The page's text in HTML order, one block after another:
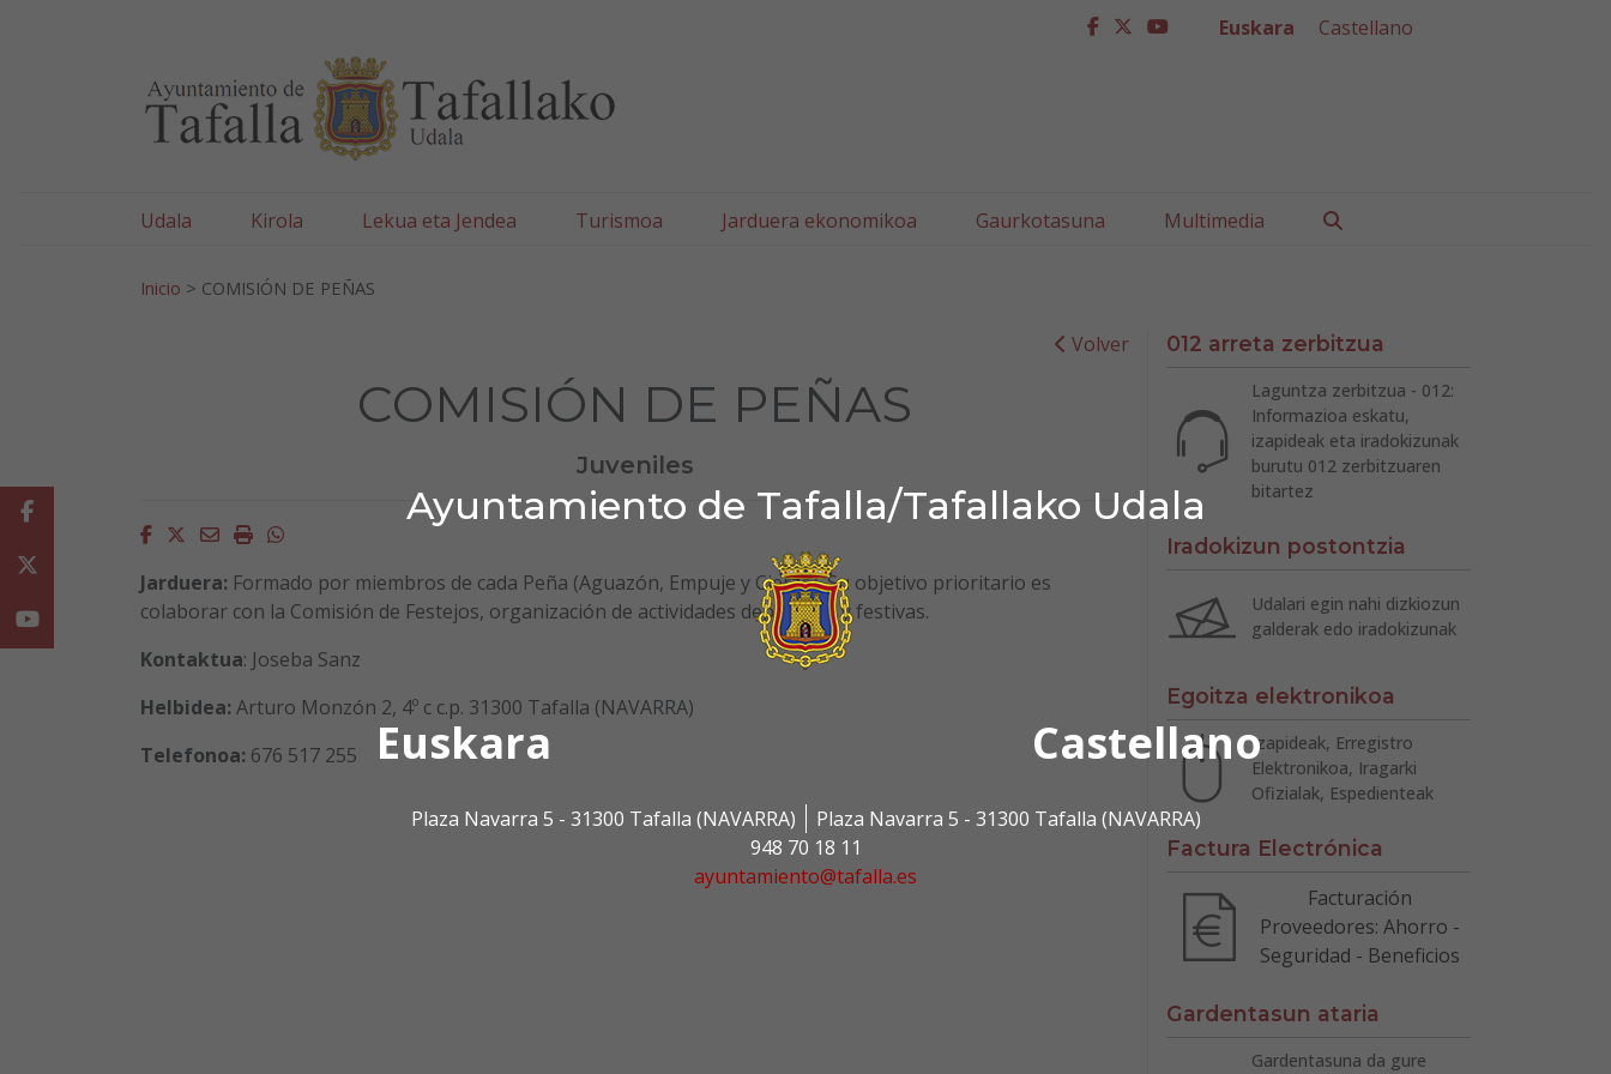
Ayuntamiento de Tafalla/Tafallako Udala
Euskara Castellano
Plaza Navarra 5 - 31300 Tafalla (NAVARRA)
Plaza Navarra 5 - 31300 Tafalla (NAVARRA)
948 70 18 11
ayuntamiento@tafalla.es
facebook
twitter
youtube
Euskara Castellano
Udala Kirola Lekua eta Jendea Turismoa Jarduera ekonomikoa Gaurkotasuna Multimedia
Inicio > COMISIÓN DE PEÑAS
Volver
COMISIÓN DE PEÑAS
Juveniles
Facebook
Twitter
EmailImprimirWhatsapp
Jarduera: Formado por miembros de cada Peña (Aguazón, Empuje y Cierzo). Su objetivo prioritario es
colaborar con la Comisión de Festejos, organización de actividades deportivas y festivas.
Kontaktua: Joseba Sanz
Helbidea: Arturo Monzón 2, 4º c c.p. 31300 Tafalla (NAVARRA)
Telefonoa: 676 517 255
012 arreta zerbitzua
Laguntza zerbitzua - 012:
Informazioa eskatu,
izapideak eta iradokizunak
burutu 012 zerbitzuaren
bitartez
Iradokizun postontzia
Udalari egin nahi dizkiozun
galderak edo iradokizunak
Egoitza elektronikoa
Izapideak, Erregistro
Elektronikoa, Iragarki
Ofizialak, Espedienteak
Factura Electrónica
Facturación
Proveedores: Ahorro -
Seguridad - Beneficios
Gardentasun ataria
Gardentasuna da gure
Facebook
Youtube